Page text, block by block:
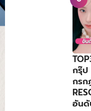
กรุ๊ป
กร
อันดั